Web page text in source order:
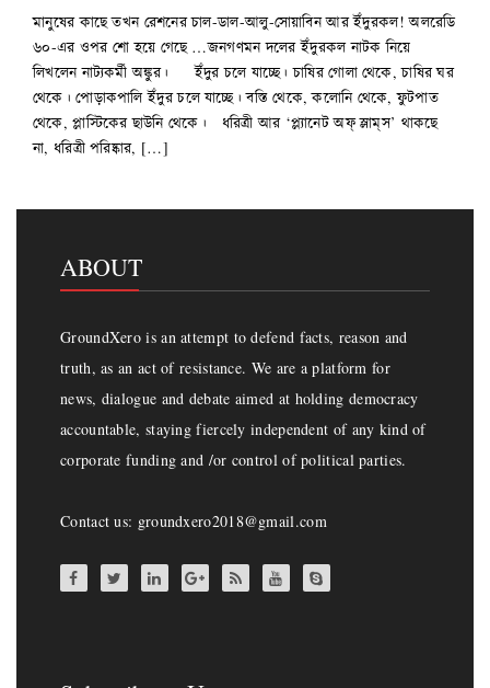
মানুষের কাছে তখন রেশনের চাল-ডাল-আলু-সোয়াবিন আর ইঁদুরকল! অলরেডি
৬০-এর ওপর শো হয়ে গেছে …জনগণমন দলের ইঁদুরকল নাটক নিয়ে
লিখলেন নাট্যকর্মী অঙ্কুর। ইঁদুর চলে যাচ্ছে। চাষির গোলা থেকে, চাষির ঘর
থেকে। পোড়াকপালি ইঁদুর চলে যাচ্ছে। বস্তি থেকে, কলোনি থেকে, ফুটপাত
থেকে, প্লাস্টিকের ছাউনি থেকে। ধরিত্রী আর ‘প্ল্যানেট অফ্‌ স্লাম্‌স’ থাকছে
না, ধরিত্রী পরিষ্কার, […]
ABOUT
GroundXero is an attempt to defend facts, reason and
truth, as an act of resistance. We are a platform for
news, dialogue and debate aimed at holding democracy
accountable, staying fiercely independent of any kind of
corporate funding and /or control of political parties.
Contact us: groundxero2018@gmail.com